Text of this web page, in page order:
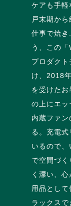
ケアも手
戸末期か
仕事で焼
う、この
プロダク
け、2018
を受けた
の上にエッ
内蔵ファ
る。充電
いるので
で空間づ
く漂い、
用品とし
ラックスで